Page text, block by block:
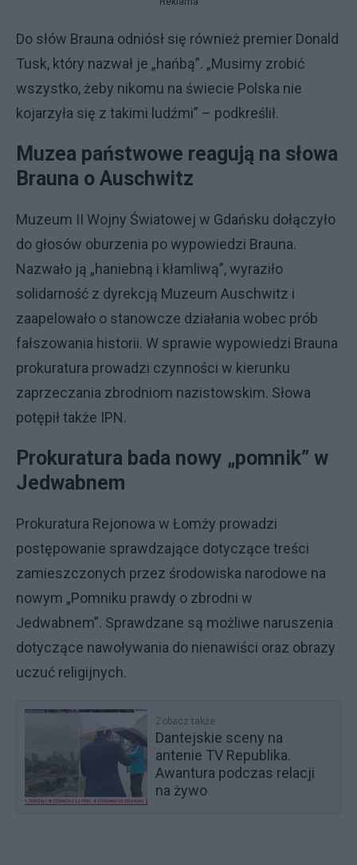
Do słów Brauna odniósł się również premier Donald
Tusk, który nazwał je „hańbą”. „Musimy zrobić
wszystko, żeby nikomu na świecie Polska nie
kojarzyła się z takimi ludźmi” – podkreślił.
Muzea państwowe reagują na słowa
Brauna o Auschwitz
Muzeum II Wojny Światowej w Gdańsku dołączyło
do głosów oburzenia po wypowiedzi Brauna.
Nazwało ją „haniebną i kłamliwą”, wyraziło
solidarność z dyrekcją Muzeum Auschwitz i
zaapelowało o stanowcze działania wobec prób
fałszowania historii. W sprawie wypowiedzi Brauna
prokuratura prowadzi czynności w kierunku
zaprzeczania zbrodniom nazistowskim. Słowa
potępił także IPN.
Prokuratura bada nowy „pomnik” w
Jedwabnem
Prokuratura Rejonowa w Łomży prowadzi
postępowanie sprawdzające dotyczące treści
zamieszczonych przez środowiska narodowe na
nowym „Pomniku prawdy o zbrodni w
Jedwabnem”. Sprawdzane są możliwe naruszenia
dotyczące nawoływania do nienawiści oraz obrazy
uczuć religijnych.
Zobacz także
Dantejskie sceny na
antenie TV Republika.
Awantura podczas relacji
na żywo